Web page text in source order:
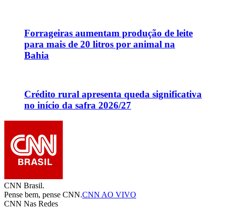
Forrageiras aumentam produção de leite
para mais de 20 litros por animal na
Bahia
Crédito rural apresenta queda significativa
no início da safra 2026/27
CNN Brasil.
Pense bem, pense CNN.CNN AO VIVO
CNN Nas Redes